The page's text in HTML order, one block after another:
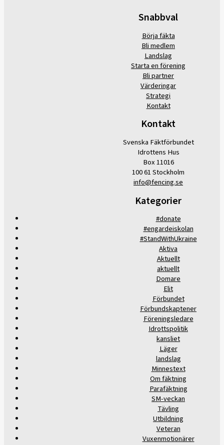
Snabbval
Börja fäkta
Bli medlem
Landslag
Starta en förening
Bli partner
Värderingar
Strategi
Kontakt
Kontakt
Svenska Fäktförbundet
Idrottens Hus
Box 11016
100 61 Stockholm
info@fencing.se
Kategorier
#donate
#engardeiskolan
#StandWithUkraine
Aktiva
Aktuellt
aktuellt
Domare
Elit
Förbundet
Förbundskaptener
Föreningsledare
Idrottspolitik
kansliet
Läger
landslag
Minnestext
Om fäktning
Parafäktning
SM-veckan
Tävling
Utbildning
Veteran
Vuxenmotionärer